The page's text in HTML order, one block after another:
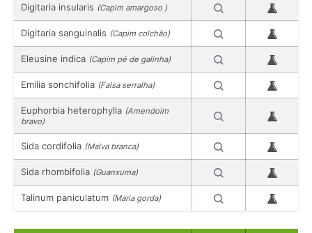
Digitaria insularis (Capim amargoso )
Digitaria sanguinalis (Capim colchão)
Eleusine indica (Capim pé de galinha)
Emilia sonchifolia (Falsa serralha)
Euphorbia heterophylla (Amendoim
bravo)
Sida cordifolia (Malva branca)
Sida rhombifolia (Guanxuma)
Talinum paniculatum (Maria gorda)